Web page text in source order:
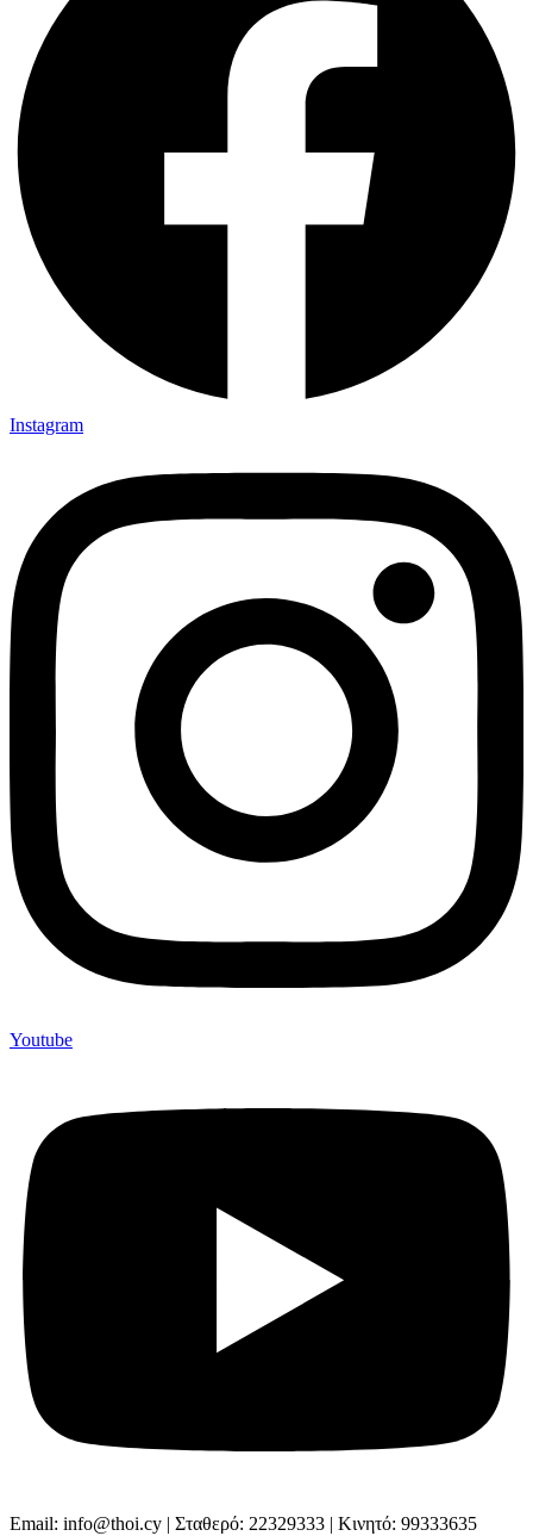
Instagram
Youtube
Email: info@thoi.cy | Σταθερό: 22329333 | Κινητό: 99333635